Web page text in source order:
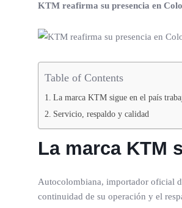
KTM reafirma su presencia en
Table of Contents
La marca KTM sigue en el país
Servicio, respaldo y calidad
La marca KTM
Autocolombiana, importador oficial
continuidad de su operación y el